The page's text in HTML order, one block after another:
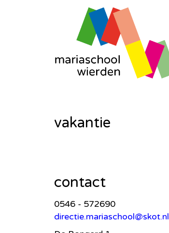
vakantie
contact
0546 - 572690
directie.mariaschool@skot.nl